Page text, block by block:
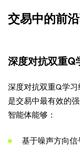
交易中的前
深度对抗双重Q
深度对抗双重Q学
是交易中最有效的
智能体能够：
基于噪声方向信